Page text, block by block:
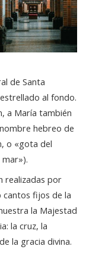
de Santa
al fondo.
a María también
hebreo de
o «gota del
realizadas por
cantos fijos de la
la Majestad
la cruz, la
la gracia divina.